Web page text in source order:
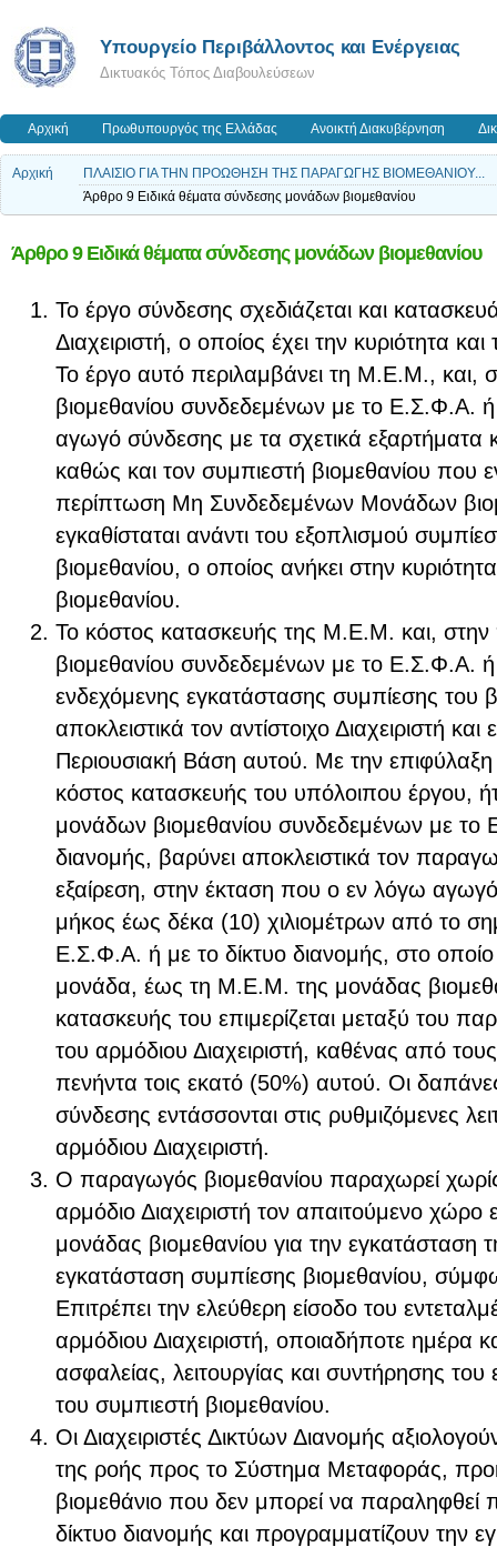
Yπουργείο Περιβάλλοντος και Ενέργειας
Δικτυακός Τόπος Διαβουλεύσεων
Αρχική Πρωθυπουργός της Ελλάδας Ανοικτή Διακυβέρνηση
Αρχική
ΠΛΑΙΣΙΟ ΓΙΑ ΤΗΝ ΠΡΟΩΘΗΣΗ ΤΗΣ ΠΑΡΑΓΩΓΗΣ ΒΙΟΜΕΘΑΝΙΟΥ...
Άρθρο 9 Ειδικά θέματα σύνδεσης μονάδων βιομεθανίου
Άρθρο 9 Ειδικά θέματα σύνδεσης μονάδων βιομεθανίου
Το έργο σύνδεσης σχεδιάζεται και
Διαχειριστή, ο οποίος έχει την κυριότητα
Το έργο αυτό περιλαμβάνει τη Μ.Ε.Μ., και,
βιομεθανίου συνδεδεμένων με το Ε.Σ.Φ.Α. ή
αγωγό σύνδεσης με τα σχετικά εξαρτήματα
καθώς και τον συμπιεστή βιομεθανίου που
περίπτωση Μη Συνδεδεμένων Μονάδων
εγκαθίσταται ανάντι του εξοπλισμού
βιομεθανίου, ο οποίος ανήκει στην
βιομεθανίου.
Το κόστος κατασκευής της Μ.Ε.Μ. και,
βιομεθανίου συνδεδεμένων με το Ε.Σ.Φ.Α. ή
ενδεχόμενης εγκατάστασης συμπίεσης του
αποκλειστικά τον αντίστοιχο Διαχειριστή
Περιουσιακή Βάση αυτού. Με την επιφύλαξη
κόστος κατασκευής του υπόλοιπου έργου,
μονάδων βιομεθανίου συνδεδεμένων με το
διανομής, βαρύνει αποκλειστικά τον
εξαίρεση, στην έκταση που ο εν λόγω
μήκος έως δέκα (10) χιλιομέτρων από το
Ε.Σ.Φ.Α. ή με το δίκτυο διανομής, στο οποίο
μονάδα, έως τη Μ.Ε.Μ. της μονάδας
κατασκευής του επιμερίζεται μεταξύ του
του αρμόδιου Διαχειριστή, καθένας από
πενήντα τοις εκατό (50%) αυτού. Οι
σύνδεσης εντάσσονται στις ρυθμιζόμενες
αρμόδιου Διαχειριστή.
Ο παραγωγός βιομεθανίου παραχωρεί
αρμόδιο Διαχειριστή τον απαιτούμενο χώρο
μονάδας βιομεθανίου για την εγκατάσταση
εγκατάσταση συμπίεσης βιομεθανίου,
Επιτρέπει την ελεύθερη είσοδο του
αρμόδιου Διαχειριστή, οποιαδήποτε ημέρα
ασφαλείας, λειτουργίας και συντήρησης
του συμπιεστή βιομεθανίου.
Οι Διαχειριστές Δικτύων Διανομής
της ροής προς το Σύστημα Μεταφοράς,
βιομεθάνιο που δεν μπορεί να
δίκτυο διανομής και προγραμματίζουν την